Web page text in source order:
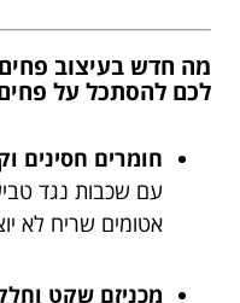
מה חדש בעיצוב
לכם להסתכל על
חומרים חסינים
עם שכבות נגד
אטומים שריח לא
מכניזם שקט